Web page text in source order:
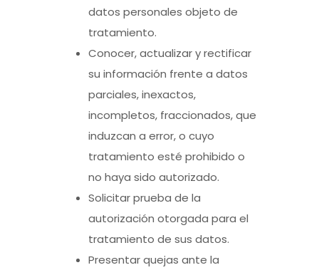
datos personales objeto de
tratamiento.
Conocer, actualizar y rectificar
su información frente a datos
parciales, inexactos,
incompletos, fraccionados, que
induzcan a error, o cuyo
tratamiento esté prohibido o
no haya sido autorizado.
Solicitar prueba de la
autorización otorgada para el
tratamiento de sus datos.
Presentar quejas ante la